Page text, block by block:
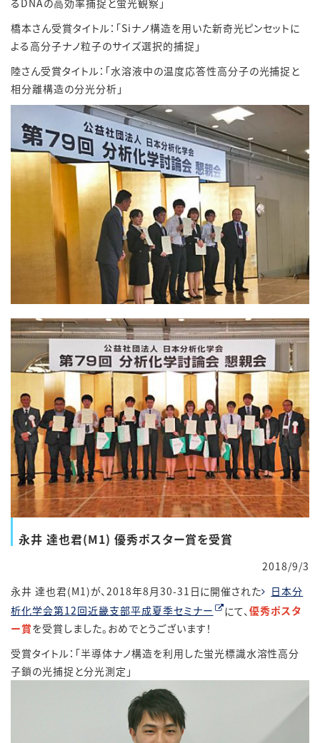
橋本さん受賞タイトル：「Siナノ構造を用いた新奇光ピンセットに
よる高分子ナノ粒子のサイズ選択的捕捉」
陸さん受賞タイトル：「水溶液中の温度応答性高分子の光捕捉と
相分離構造の分光分析」
永井 達也君(M1) 優秀ポスター賞を受賞
2018/9/3
永井 達也君(M1)が、2018年8月30-31日に開催された
日本分
析化学会第12回近畿支部平成夏季セミナー
にて、 優秀ポスタ
ー賞を受賞しました。おめでとうございます！
受賞タイトル：「半導体ナノ構造を利用した蛍光標識水溶性高分
子鎖の光捕捉と分光測定」